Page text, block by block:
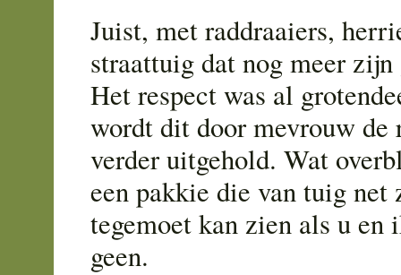
Juist, met raddraaiers,
straattuig dat nog meer zijn
Het respect was al
wordt dit door mevrouw de
verder uitgehold. Wat
een pakkie die van tuig net
tegemoet kan zien als u en
geen.